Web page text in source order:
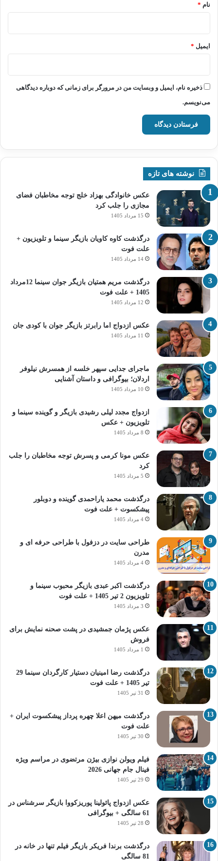
نام *
ایمیل *
ذخیره نام، ایمیل و وبسایت من در مرورگر برای زمانی که دوباره دیدگاهی
می‌نویسم.
نوشته های تازه
عکس خانوادگی بهزاد خلج توجه مخاطبان فضای
مجازی را جلب کرد
15 مرداد 1405
درگذشت کاوه کاویان بازیگر سینما و تلویزیون +
علت فوت
14 مرداد 1405
درگذشت مریم همتیان بازیگر جوان سینما 12مرداد
1405 + علت فوت
12 مرداد 1405
عکس ازدواج اما رابرتز بازیگر جوان با کودی جان
11 مرداد 1405
ماجرای جدایی سپهر خلسه از همسرش نیلوفر
اردلان؛ بیوگرافی و داستان آشنایی
10 مرداد 1405
ازدواج مجدد لیلی رشیدی بازیگر و گوینده سینما و
تلویزیون + عکس
8 مرداد 1405
عکس مونا کرمی و پسرش توجه مخاطبان را جلب
کرد
5 مرداد 1405
درگذشت محمد یاراحمدی گوینده و دوبلور
پیشکسوت + علت فوت
4 مرداد 1405
طراحی سایت در دزفول با طراحی حرفه‌ ای و
مدرن
4 مرداد 1405
درگذشت اکبر عبدی بازیگر محبوب سینما و
تلویزیون 2 تیر 1405 + علت فوت
3 مرداد 1405
عکس پژمان جمشیدی در پشت صحنه نمایش برای
فروش
1 مرداد 1405
درگذشت رضا امینیان دستیار کارگردان سینما 29
تیر 1405 + علت فوت
31 تیر 1405
درگذشت میهن اعلا چهره پرداز پیشکسوت ایران +
علت فوت
30 تیر 1405
فیلم ویولن نوازی بیژن مرتضوی در مراسم ویژه
فینال جام جهانی 2026
29 تیر 1405
عکس ازدواج پائولینا پوریزکووا بازیگر سرشناس در
61 سالگی + بیوگرافی
28 تیر 1405
درگذشت برندا فریکر بازیگر فیلم تنها در خانه در
81 سالگی